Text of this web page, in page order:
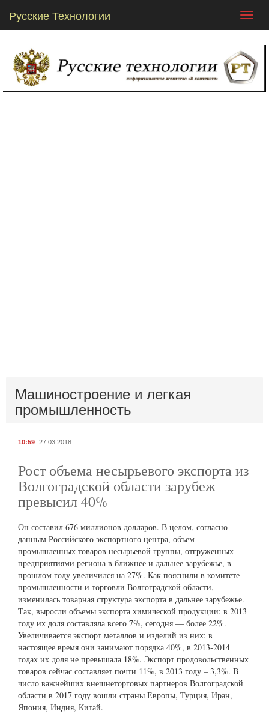
Русские Технологии
Машиностроение и легкая
промышленность
10:59 27.03.2018
Рост объема несырьевого экспорта из
Волгоградской области зарубеж
превысил 40%
Он составил 676 миллионов долларов. В целом, согласно
данным Российского экспортного центра, объем
промышленных товаров несырьевой группы, отгруженных
предприятиями региона в ближнее и дальнее зарубежье, в
прошлом году увеличился на 27%. Как пояснили в комитете
промышленности и торговли Волгоградской области,
изменилась товарная структура экспорта в дальнее зарубежье.
Так, выросли объемы экспорта химической продукции: в 2013
году их доля составляла всего 7%, сегодня — более 22%.
Увеличивается экспорт металлов и изделий из них: в
настоящее время они занимают порядка 40%, в 2013-2014
годах их доля не превышала 18%. Экспорт продовольственных
товаров сейчас составляет почти 11%, в 2013 году – 3,3%. В
число важнейших внешнеторговых партнеров Волгоградской
области в 2017 году вошли страны Европы, Турция, Иран,
Япония, Индия, Китай.